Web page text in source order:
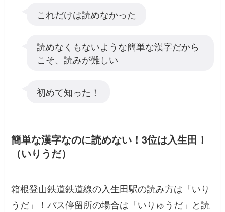
これだけは読めなかった
読めなくもないような簡単な漢字だから
こそ、読みが難しい
初めて知った！
簡単な漢字なのに読めない！3位は入生田！
（いりうだ）
箱根登山鉄道鉄道線の入生田駅の読み方は「いり
うだ」！バス停留所の場合は「いりゅうだ」と読